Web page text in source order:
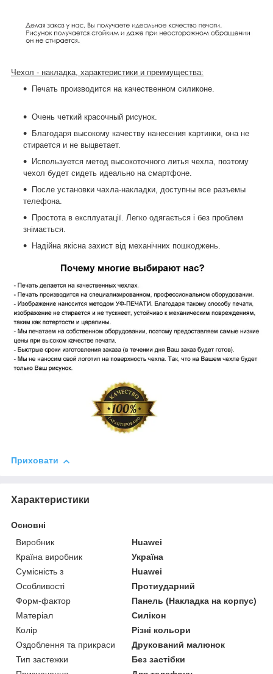
Чехол - накладка, характеристики и преимущества:
Печать производится на качественном силиконе.
Очень четкий красочный рисунок.
Благодаря высокому качеству нанесения картинки, она не
стирается и не выцветает.
Используется метод высокоточного литья чехла, поэтому
чехол будет сидеть идеально на смартфоне.
После установки чахла-накладки, доступны все разъемы
телефона.
Простота в експлуатації. Легко одягається і без проблем
знімається.
Надійна якісна захист від механічних пошкоджень.
Приховати
Характеристики
Основні
Виробник
Huawei
Країна виробник
Україна
Сумісність з
Huawei
Особливості
Протиударний
Форм-фактор
Панель (Накладка на корпус)
Матеріал
Силікон
Колір
Різні кольори
Оздоблення та прикраси
Друкований малюнок
Тип застежки
Без застібки